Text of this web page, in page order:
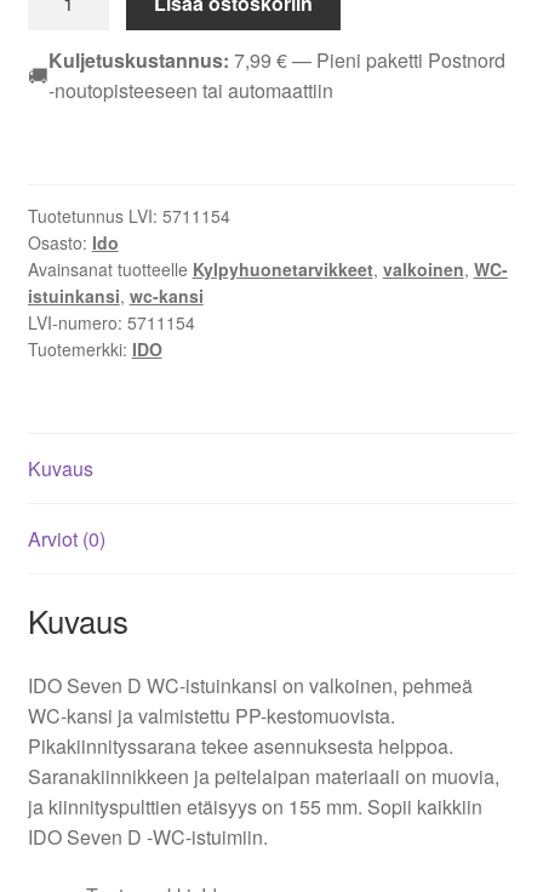
Seven
WC-
istuinkansi
🚚Kuljetuskustannus: 7,99 €— Pieni paketti Postnord
-noutopisteeseen tai automaattiin
Tuotetunnus LVI: 5711154
Osasto: Ido
Avainsanat tuotteelle Kylpyhuonetarvikkeet, valkoinen, WC-
istuinkansi, wc-kansi
LVI-numero: 5711154
Tuotemerkki: IDO
Kuvaus
Arviot (0)
Kuvaus
IDO Seven D WC-istuinkansi on valkoinen, pehmeä
WC-kansi ja valmistettu PP-kestomuovista.
Pikakiinnityssarana tekee asennuksesta helppoa.
Saranakiinnikkeen ja peitelaipan materiaali on muovia,
ja kiinnityspulttien etäisyys on 155 mm. Sopii kaikkiin
IDO Seven D -WC-istuimiin.